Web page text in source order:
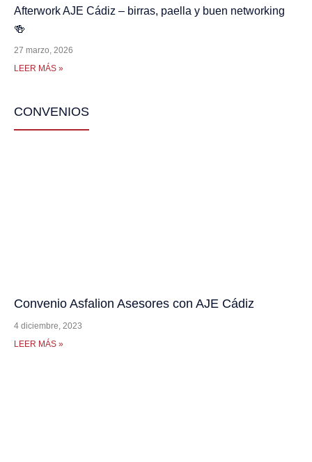
Afterwork AJE Cádiz – birras, paella y buen networking
🍻
27 marzo, 2026
LEER MÁS »
CONVENIOS
Convenio Asfalion Asesores con AJE Cádiz
4 diciembre, 2023
LEER MÁS »